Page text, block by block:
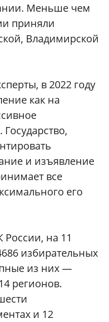
Меньше чем
приняли
Владимирской
в 2022 году
как на
и изъявление
все
его
на 11
избирательных
из них —
регионов.
и 12